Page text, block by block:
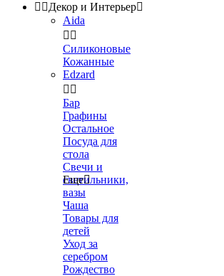
 Декор и Интерьер
Aida
 
Силиконовые
Кожанные
Edzard
 
Бар
Графины
Остальное
Посуда для
стола
Свечи и
светильники,
вазы
Чаша
Товары для
детей
Уход за
серебром
Рождество
Еще